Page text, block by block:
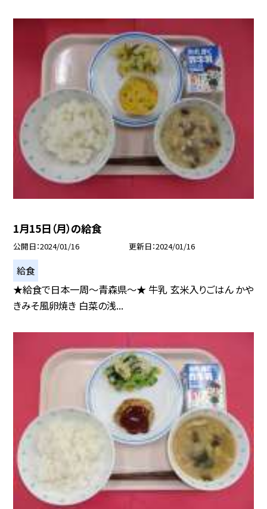
1月15日（月）の給食
公開日 2024/01/16 更新日 2024/01/16
給食
★給食で日本一周〜青森県〜★ 牛乳 玄米入りごはん かや
きみそ風卵焼き 白菜の浅...